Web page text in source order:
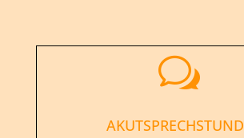
w